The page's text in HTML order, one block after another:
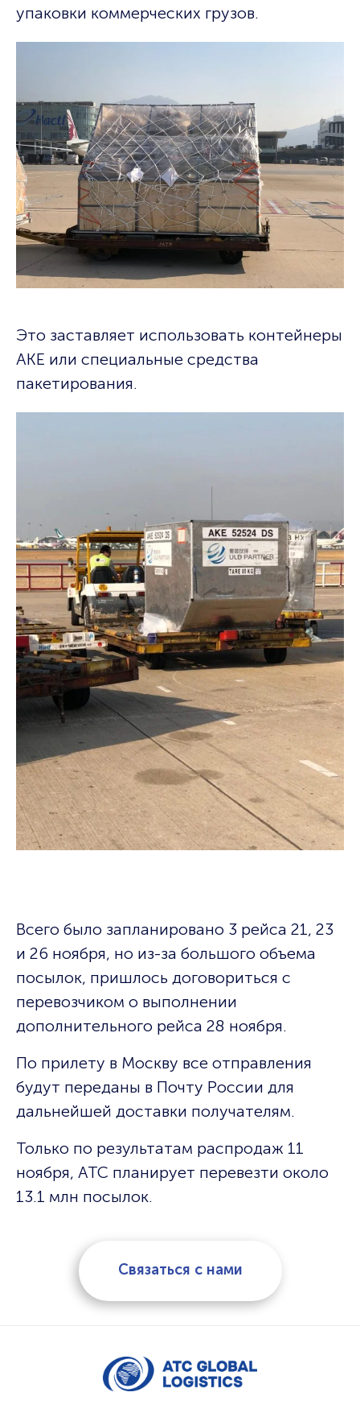
упаковки коммерческих грузов.
Это заставляет использовать контейнеры
AKE или специальные средства
пакетирования.
Всего было запланировано 3 рейса 21, 23
и 26 ноября, но из-за большого объема
посылок, пришлось договориться с
перевозчиком о выполнении
дополнительного рейса 28 ноября.
По прилету в Москву все отправления
будут переданы в Почту России для
дальнейшей доставки получателям.
Только по результатам распродаж 11
ноября, АТС планирует перевезти около
13.1 млн посылок.
Связаться с нами